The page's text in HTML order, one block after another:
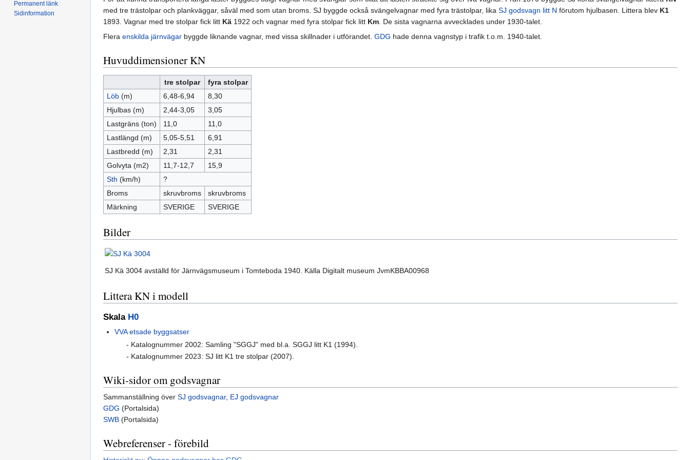
med tre trästolpar och plankväggar, såväl med som utan broms. SJ byggde också svängelvagnar med fyra trästolpar, lika SJ godsvagn litt N förutom hjulbasen. Littera blev K1
1893. Vagnar med tre stolpar fick litt Kä 1922 och vagnar med fyra stolpar fick litt Km . De sista vagnarna avvecklades under 1930-talet.
Flera enskilda järnvägar byggde liknande vagnar, med vissa skillnader i utförandet. GDG hade denna vagnstyp i trafik t.o.m. 1940-talet.
Huvuddimensioner KN
tre stolpar
fyra stolpar
Löb(m) 6,48-6,94
8,30
Hjulbas (m)
2,44-3,05
3,05
Lastgräns (ton)
11,0
11,0
Lastlängd (m)
5,05-5,51
6,91
Lastbredd (m)
2,31
2,31
Golvyta (m2)
11,7-12,7
15,9
Sth (km/h)
?
Broms
skruvbroms
skruvbroms
Märkning
SVERIGE SVERIGE
Bilder
SJ Kä 3004 avställd för Järnvägsmuseum i Tomteboda 1940. Källa Digitalt museum JvmKBBA00968
Littera KN i modell
Skala H0
VVA etsade byggsatser
- Katalognummer 2002: Samling "SGGJ" med bl.a. SGGJ litt K1 (1994).
- Katalognummer 2023: SJ litt K1 tre stolpar (2007).
Wiki-sidor om godsvagnar
Sammanställning över SJ godsvagnar, EJ godsvagnar
GDG (Portalsida)
SWB (Portalsida)
Webreferenser - förebild
Permanent länk
Sidinformation